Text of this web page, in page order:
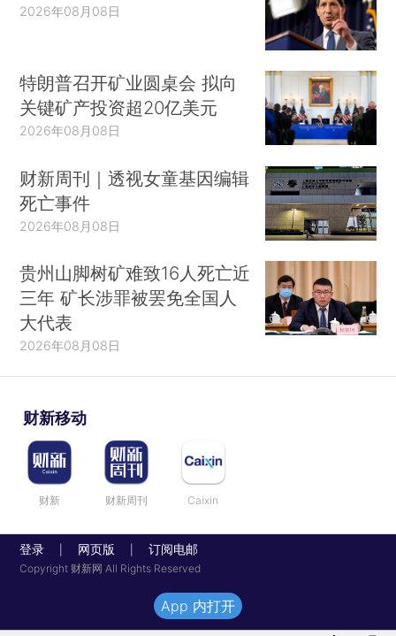
2026年08月08日
特朗普召开矿业圆桌会 拟向
关键矿产投资超20亿美元
2026年08月08日
财新周刊｜透视女童基因编辑
死亡事件
2026年08月08日
贵州山脚树矿难致16人死亡近
三年 矿长涉罪被罢免全国人
大代表
2026年08月08日
财新移动
财新 财新周刊 Caixin
登录 网页版 订阅电邮
Copyright 财新网 All Rights Reserved
App 内打开